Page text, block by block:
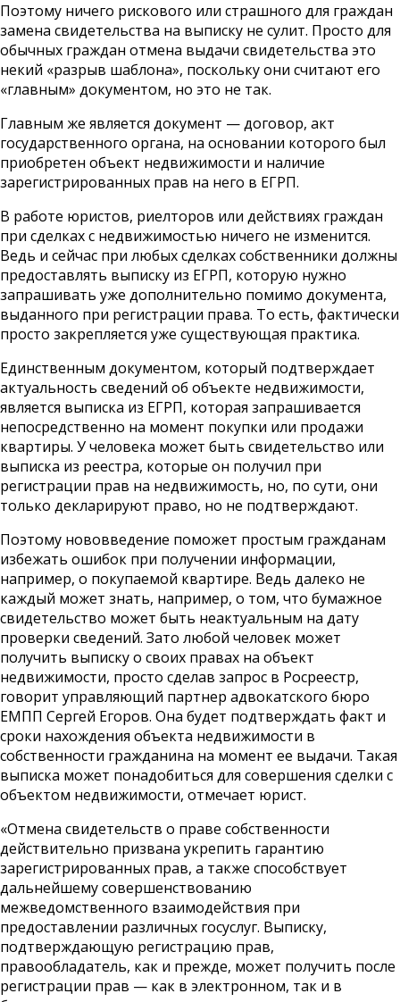
Поэтому ничего рискового или страшного для граждан
замена свидетельства на выписку не сулит. Просто для
обычных граждан отмена выдачи свидетельства это
некий «разрыв шаблона», поскольку они считают его
«главным» документом, но это не так.
Главным же является документ — договор, акт
государственного органа, на основании которого был
приобретен объект недвижимости и наличие
зарегистрированных прав на него в ЕГРП.
В работе юристов, риелторов или действиях граждан
при сделках с недвижимостью ничего не изменится.
Ведь и сейчас при любых сделках собственники должны
предоставлять выписку из ЕГРП, которую нужно
запрашивать уже дополнительно помимо документа,
выданного при регистрации права. То есть, фактически
просто закрепляется уже существующая практика.
Единственным документом, который подтверждает
актуальность сведений об объекте недвижимости,
является выписка из ЕГРП, которая запрашивается
непосредственно на момент покупки или продажи
квартиры. У человека может быть свидетельство или
выписка из реестра, которые он получил при
регистрации прав на недвижимость, но, по сути, они
только декларируют право, но не подтверждают.
Поэтому нововведение поможет простым гражданам
избежать ошибок при получении информации,
например, о покупаемой квартире. Ведь далеко не
каждый может знать, например, о том, что бумажное
свидетельство может быть неактуальным на дату
проверки сведений. Зато любой человек может
получить выписку о своих правах на объект
недвижимости, просто сделав запрос в Росреестр,
говорит управляющий партнер адвокатского бюро
ЕМПП Сергей Егоров. Она будет подтверждать факт и
сроки нахождения объекта недвижимости в
собственности гражданина на момент ее выдачи. Такая
выписка может понадобиться для совершения сделки с
объектом недвижимости, отмечает юрист.
«Отмена свидетельств о праве собственности
действительно призвана укрепить гарантию
зарегистрированных прав, а также способствует
дальнейшему совершенствованию
межведомственного взаимодействия при
предоставлении различных госуслуг. Выписку,
подтверждающую регистрацию прав,
правообладатель, как и прежде, может получить после
регистрации прав — как в электронном, так и в